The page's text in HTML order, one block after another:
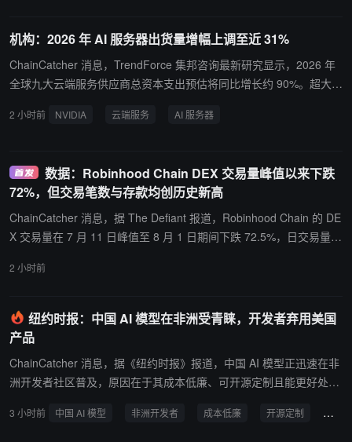
机构：2026 年 AI 服务器出货量增幅上调至近 31%
ChainCatcher 消息，TrendForce 集邦咨询最新研究显示，2026 年
全球九大云端服务供应商总资本支出预估将同比增长约 90%。超大型
提高，Google 和 AWS 的新一代 ASIC 平台将于 2026 年下半年陆续
2 小时前 NVIDIA 云端服务 AI 服务器
数据：Robinhood Chain DEX 交易量峰值以来下跌
72%，但交易笔数与存款均创历史新高
ChainCatcher 消息，据 The Defiant 报道，Robinhood Chain 的 DE
X 交易量在 7 月 11 日峰值至 8 月 1 日期间下跌 72.5%，日交易量由
稳定币供应量却均创历史新高。该链全球 DEX 交易量份额从峰值的
表明此番下跌为 Robinhood Chain 自身现象而非市场普跌。 报道
称，8 月 5 日该链交易笔数达 1330 万笔创历史新高，总锁仓量 8 月
的 DEX 交易量从 7 月 13 日的 105.56 美元降至 8 月 4 日的 27.82
美元，降幅 74%，即链上活动更频繁但单笔价值大幅缩水。这一背离
源于该链锁仓量集中于 Morpho 等借贷协议而非 DEX 流动性,当前链
2 小时前
纽约时报：中国 AI 模型在非洲受青睐，开发者弃用美国
产品
ChainCatcher 消息，据《纽约时报》报道，中国 AI 模型正迅速在非
洲开发者社区普及，原因在于其成本低廉、可开源定制且能更好处理
主。乌干达开发者 Ernest Mwebaze 在构建面向当地语言的多语言 A
3 小时前 中国 AI 模型 非洲开发者 成本低廉 开源定制 竞争